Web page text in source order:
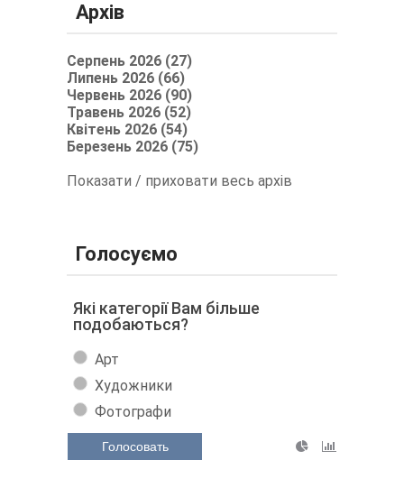
Архів
Серпень 2026 (27)
Липень 2026 (66)
Червень 2026 (90)
Травень 2026 (52)
Квітень 2026 (54)
Березень 2026 (75)
Показати / приховати весь архів
Голосуємо
Які категорії Вам більше
подобаються?
Арт
Художники
Фотографи
Голосовать